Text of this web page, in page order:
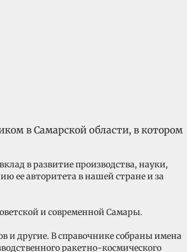
в Самарской области, в котором
в развитие производства, науки,
ее авторитета в нашей стране и за
и современной Самары.
и другие. В справочнике собраны имена
ракетно-космического